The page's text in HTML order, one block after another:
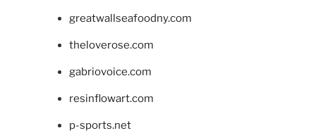
greatwallseafoodny.com
theloverose.com
gabriovoice.com
resinflowart.com
p-sports.net